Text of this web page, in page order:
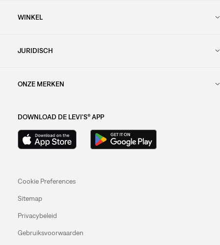
WINKEL
JURIDISCH
ONZE MERKEN
DOWNLOAD DE LEVI'S® APP
Cookie Preferences
Sitemap
Privacybeleid
Gebruiksvoorwaarden